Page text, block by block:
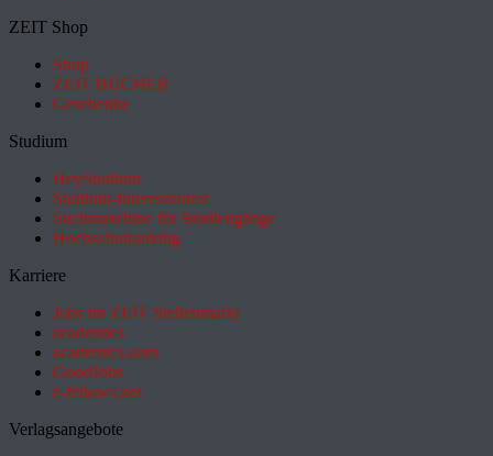
ZEIT Shop
Shop
ZEIT BÜCHER
Geschenke
Studium
HeyStudium
Studium-Interessentest
Suchmaschine für Studiengänge
Hochschulranking
Karriere
Jobs im ZEIT Stellenmarkt
academics
academics.com
GoodJobs
e-fellows.net
Verlagsangebote